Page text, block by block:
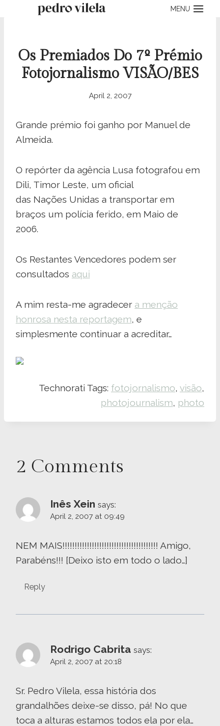
MENU
Os Premiados Do 7º Prémio
Fotojornalismo VISÃO/BES
April 2, 2007
Grande prémio foi ganho por Manuel de
Almeida.
O repórter da agência Lusa fotografou em
Dili, Timor Leste, um oficial
das Nações Unidas a transportar em
braços um polícia ferido, em Maio de
2006.
Os Restantes Vencedores podem ser
consultados aqui
A mim resta-me agradecer a menção
honrosa nesta reportagem, e
simplesmente continuar a acreditar…
Technorati Tags: fotojornalismo, visão,
photojournalism, photo
2 Comments
Inês Xein says:
April 2, 2007 at 09:49
NEM MAIS!!!!!!!!!!!!!!!!!!!!!!!!!!!!!!!!!!!!!!! Amigo,
Parabéns!!! [Deixo isto em todo o lado…]
Reply
Rodrigo Cabrita says:
April 2, 2007 at 20:18
Sr. Pedro Vilela, essa história dos
grandalhões deixe-se disso, pá! No que
toca a alturas estamos todos ela por ela…